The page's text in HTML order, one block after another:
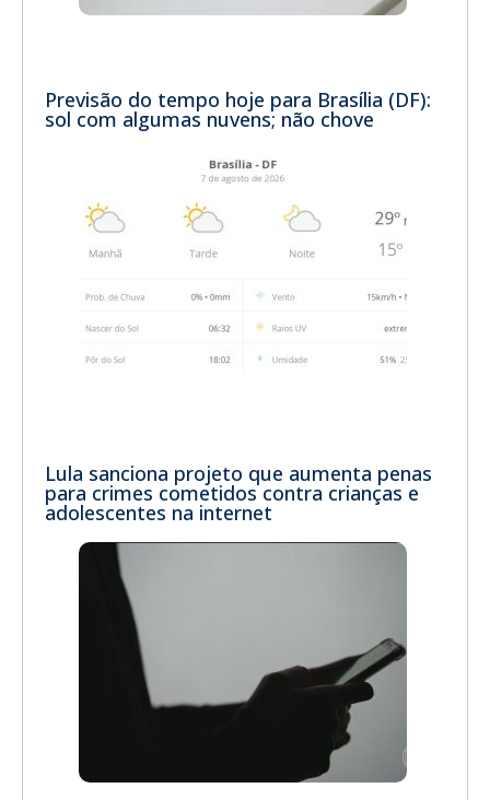
Previsão do tempo hoje para Brasília (DF):
sol com algumas nuvens; não chove
Lula sanciona projeto que aumenta penas
para crimes cometidos contra crianças e
adolescentes na internet